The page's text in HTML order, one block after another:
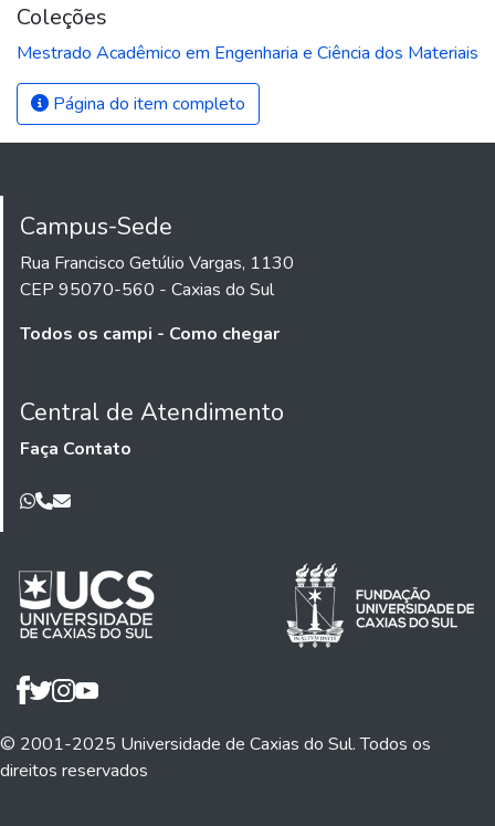
Coleções
Mestrado Acadêmico em Engenharia e Ciência dos Materiais
Página do item completo
Campus-Sede
Rua Francisco Getúlio Vargas, 1130
CEP 95070-560 - Caxias do Sul
Todos os campi - Como chegar
Central de Atendimento
Faça Contato
© 2001-2025 Universidade de Caxias do Sul. Todos os
direitos reservados